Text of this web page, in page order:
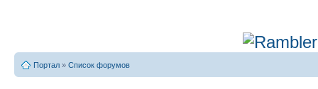
Портал » Список форумов